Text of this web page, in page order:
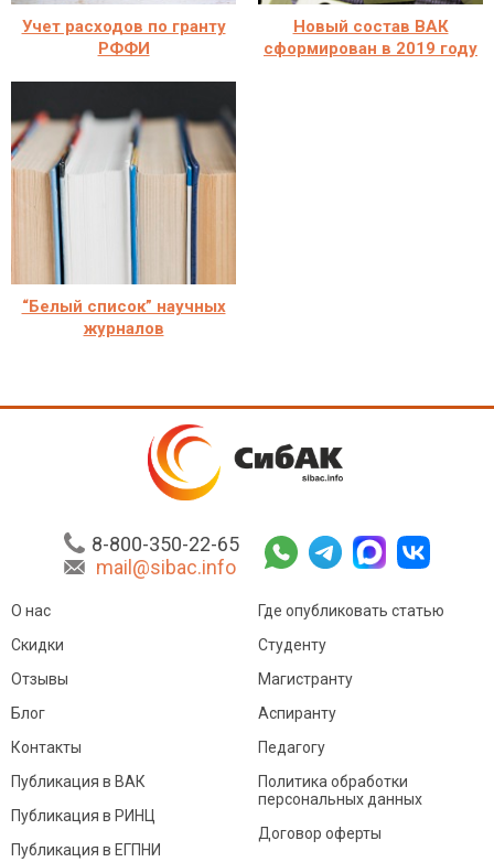
Учет расходов по гранту
РФФИ
Новый состав ВАК
сформирован в 2019 году
“Белый список” научных
журналов
8-800-350-22-65
mail@sibac.info
О нас
Скидки
Отзывы
Блог
Контакты
Где опубликовать статью
Студенту
Магистранту
Аспиранту
Педагогу
Публикация в ВАК
Публикация в РИНЦ
Публикация в ЕГПНИ
Политика обработки
персональных данных
Договор оферты